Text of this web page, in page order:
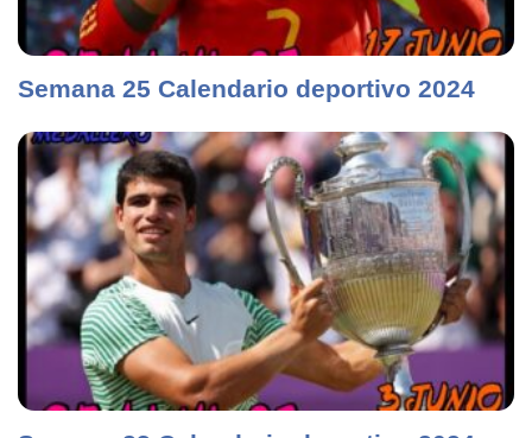
Semana 25 Calendario deportivo 2024